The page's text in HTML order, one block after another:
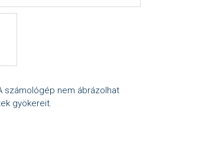
számológép nem ábrázolhat
gyökereit.